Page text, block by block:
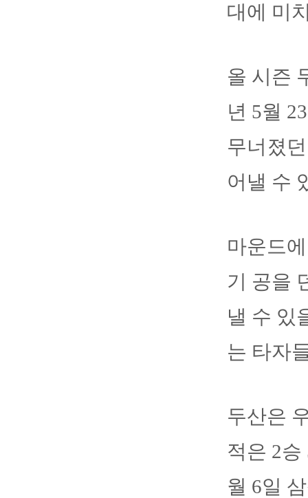
대에 미
올 시즌
년 5월
무너졌
어낼 수
마운드
기 공을
낼 수 있
는 타자
두산은
적은 2승
월 6일